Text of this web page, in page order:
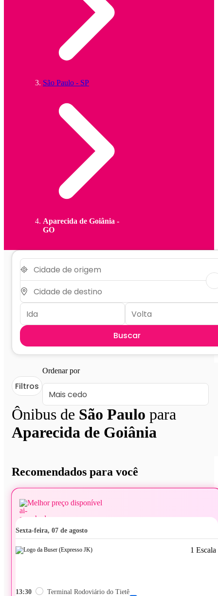
São Paulo - SP
Aparecida de Goiânia -
GO
Buscar
Ônibus de São Paulo para
Aparecida de Goiânia
Filtros
Ordenar por
Recomendados para você
Melhor preço disponível
sexta-feira, 07 de agosto
1 Escala
13:30 Terminal Rodoviário do Tietê